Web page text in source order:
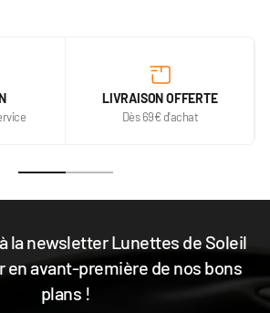
LIVRAISON OFFERTE
Dès 69€ d'achat
la newsletter Lunettes de Soleil
en avant-première de nos bons
plans !